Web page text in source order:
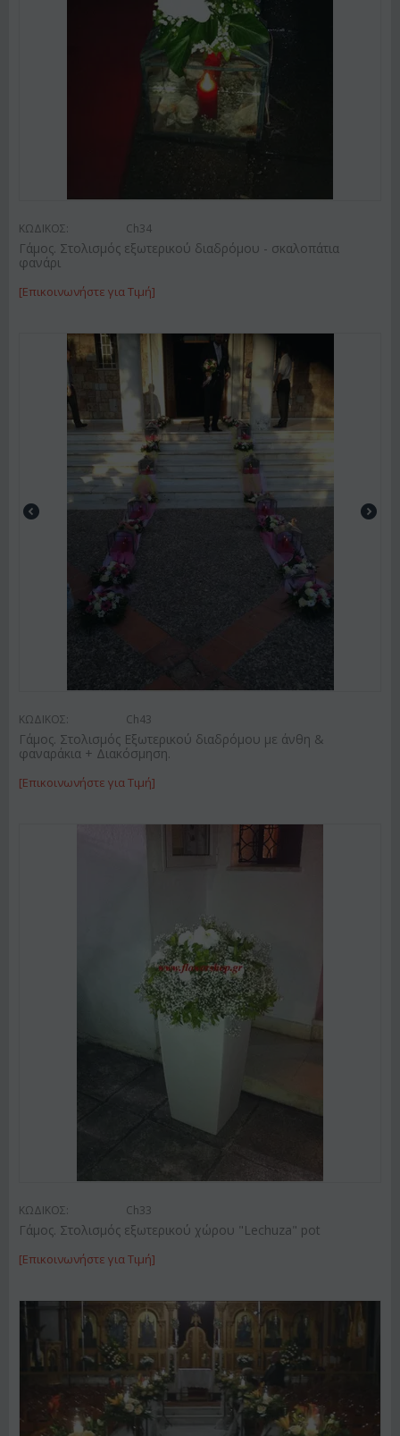
ΚΩΔΙΚΟΣ: Ch34
Γάμος. Στολισμός εξωτερικού διαδρόμου - σκαλοπάτια
φανάρι
[Επικοινωνήστε για Τιμή]
ΚΩΔΙΚΟΣ: Ch43
Γάμος. Στολισμός Εξωτερικού διαδρόμου με άνθη &
φαναράκια + Διακόσμηση.
[Επικοινωνήστε για Τιμή]
ΚΩΔΙΚΟΣ: Ch33
Γάμος. Στολισμός εξωτερικού χώρου "Lechuza" pot
[Επικοινωνήστε για Τιμή]